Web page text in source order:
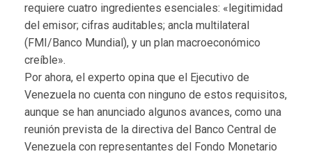
requiere cuatro ingredientes esenciales: «legitimidad
del emisor; cifras auditables; ancla multilateral
(FMI/Banco Mundial), y un plan macroeconómico
creíble».
Por ahora, el experto opina que el Ejecutivo de
Venezuela no cuenta con ninguno de estos requisitos,
aunque se han anunciado algunos avances, como una
reunión prevista de la directiva del Banco Central de
Venezuela con representantes del Fondo Monetario